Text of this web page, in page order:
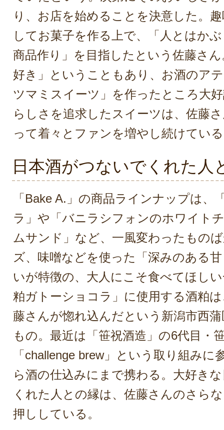
り、お店を始めることを決意した。
してお菓子を作る上で、「人とはか
商品作り」を目指したという佐藤さ
好き」ということもあり、お酒のア
ツマミスイーツ」を作ったところ大
らしさを追求したスイーツは、佐藤
って着々とファンを増やし続けてい
日本酒がつないでくれた人
「Bake A.」の商品ラインナップは、
ラ」や「バニラシフォンのホワイト
ムサンド」など、一風変わったもの
ズ、味噌などを使った「深みのある
いが特徴の、大人にこそ食べてほし
粕ガトーショコラ」に使用する酒粕
藤さんが惚れ込んだという新潟市西
もの。最近は「笹祝酒造」の6代目・
「challenge brew」という取り組みに
ら酒の仕込みにまで携わる。大好き
くれた人との縁は、佐藤さんのさら
押ししている。